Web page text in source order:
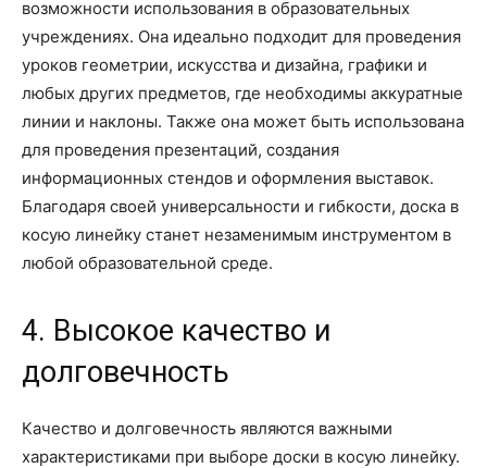
возможности использования в образовательных
учреждениях. Она идеально подходит для проведения
уроков геометрии, искусства и дизайна, графики и
любых других предметов, где необходимы аккуратные
линии и наклоны. Также она может быть использована
для проведения презентаций, создания
информационных стендов и оформления выставок.
Благодаря своей универсальности и гибкости, доска в
косую линейку станет незаменимым инструментом в
любой образовательной среде.
4. Высокое качество и
долговечность
Качество и долговечность являются важными
характеристиками при выборе доски в косую линейку.